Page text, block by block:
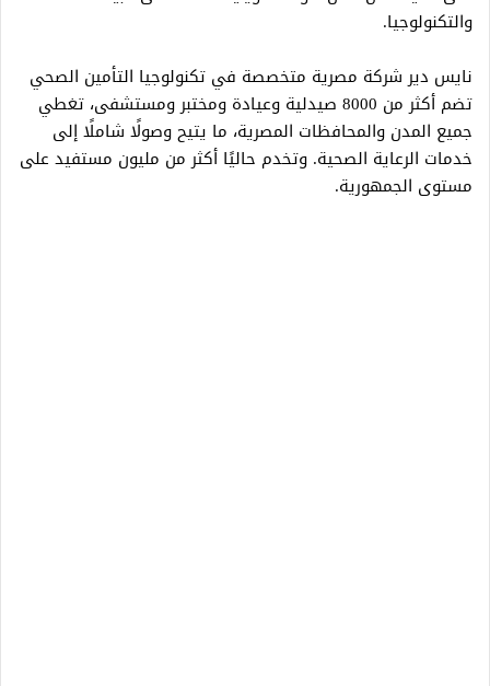
والتكنولوجيا.
نايس دير شركة مصرية متخصصة في تكنولوجيا التأمين الصحي
تضم أكثر من 8000 صيدلية وعيادة ومختبر ومستشفى، تغطي
جميع المدن والمحافظات المصرية، ما يتيح وصولًا شاملًا إلى
خدمات الرعاية الصحية. وتخدم حاليًا أكثر من مليون مستفيد على
مستوى الجمهورية.